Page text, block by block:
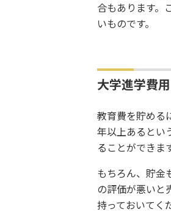
合もあります。
いものです。
大学進学費
教育費を貯める
年以上あるとい
ることができま
もちろん、貯金
の評価が悪いと
持っておいてく